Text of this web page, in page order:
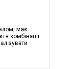
має
в комбінації